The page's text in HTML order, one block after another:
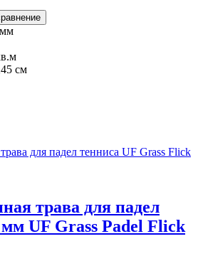
см
трава для падел
мм UF Grass Padel Flick